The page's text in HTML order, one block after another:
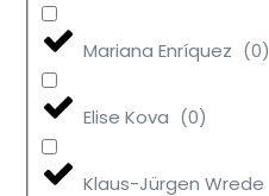
Mariana Enríquez (0)
Elise Kova (0)
Klaus-Jürgen Wrede